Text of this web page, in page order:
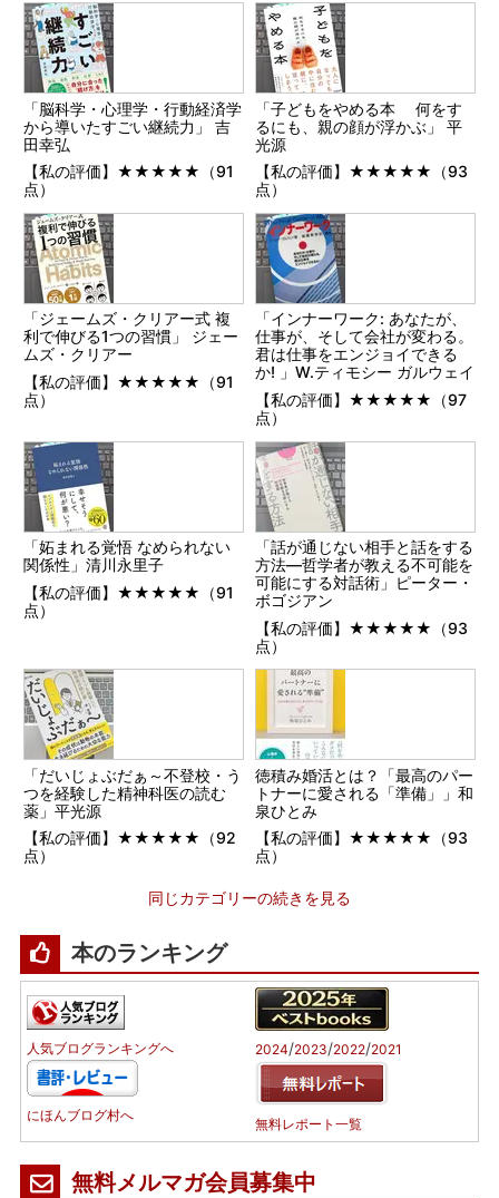
「脳科学・心理学・行動経済学
から導いたすごい継続力」 吉
田幸弘
【私の評価】★★★★★（91
点）
「子どもをやめる本 何をす
るにも、親の顔が浮かぶ」 平
光源
【私の評価】★★★★★（93
点）
「ジェームズ・クリアー式 複
利で伸びる1つの習慣」 ジェー
ムズ・クリアー
【私の評価】★★★★★（91
点）
「インナーワーク: あなたが、
仕事が、そして会社が変わる。
君は仕事をエンジョイできる
か! 」W.ティモシー ガルウェイ
【私の評価】★★★★★（97
点）
「妬まれる覚悟 なめられない
関係性」清川永里子
【私の評価】★★★★★（91
点）
「話が通じない相手と話をする
方法―哲学者が教える不可能を
可能にする対話術」ピーター・
ボゴジアン
【私の評価】★★★★★（93
点）
「だいじょぶだぁ～不登校・う
つを経験した精神科医の読む
薬」平光源
【私の評価】★★★★★（92
点）
徳積み婚活とは？「最高のパー
トナーに愛される「準備」」和
泉ひとみ
【私の評価】★★★★★（93
点）
同じカテゴリーの続きを見る
本のランキング
人気ブログランキングへ
にほんブログ村へ
2024/2023/2022/2021
無料レポート一覧
無料メルマガ会員募集中